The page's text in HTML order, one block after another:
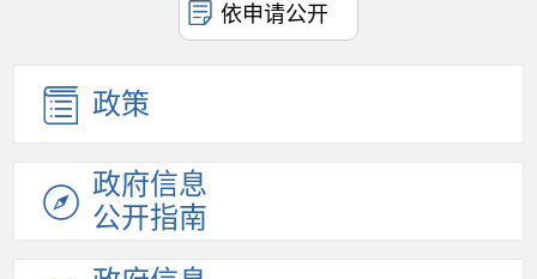
依申请公开
政策
政府信息
公开指南